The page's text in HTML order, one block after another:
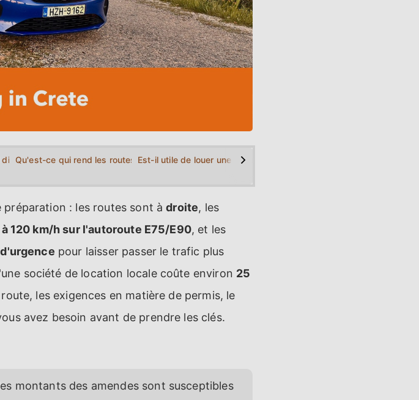
difficile?
Qu'est-ce qui rend les routes de Crète difficiles?Est-il utile de louer une voiture en Crète?
préparation : les routes sont àdroite, les
120 km/h sur l'autoroute E75/E90, et les
pour laisser passer le trafic plus
société de location locale coûte environ 25
les exigences en matière de permis, le
avez besoin avant de prendre les clés.
montants des amendes sont susceptibles